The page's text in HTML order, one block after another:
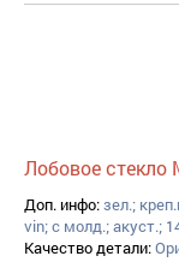
Лобовое стекло
Доп. инфо:зел.;
vin; с молд.; акуст.;
Качество детали: